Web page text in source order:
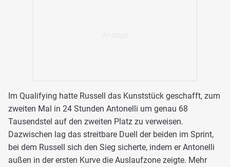
Im Qualifying hatte Russell das Kunststück geschafft, zum
zweiten Mal in 24 Stunden Antonelli um genau 68
Tausendstel auf den zweiten Platz zu verweisen.
Dazwischen lag das streitbare Duell der beiden im Sprint,
bei dem Russell sich den Sieg sicherte, indem er Antonelli
außen in der ersten Kurve die Auslaufzone zeigte. Mehr